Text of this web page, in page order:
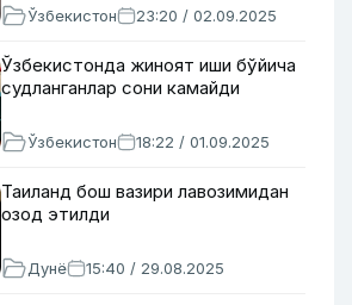
Ўзбекистон 23:20 / 02.09.2025
Ўзбекистонда жиноят иши бўйича
судланганлар сони камайди
Ўзбекистон 18:22 / 01.09.2025
Таиланд бош вазири лавозимидан
озод этилди
Дунё 15:40 / 29.08.2025